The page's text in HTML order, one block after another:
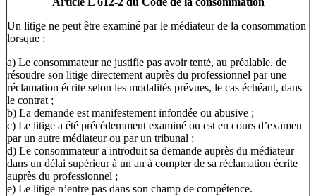
Un litige ne peut être examiné par le médiateur de la consommation
lorsque :
a) Le consommateur ne justifie pas avoir tenté, au préalable, de
résoudre son litige directement auprès du professionnel par une
réclamation écrite selon les modalités prévues, le cas échéant, dans
le contrat ;
b) La demande est manifestement infondée ou abusive ;
c) Le litige a été précédemment examiné ou est en cours d’examen
par un autre médiateur ou par un tribunal ;
d) Le consommateur a introduit sa demande auprès du médiateur
dans un délai supérieur à un an à compter de sa réclamation écrite
auprès du professionnel ;
e) Le litige n’entre pas dans son champ de compétence.